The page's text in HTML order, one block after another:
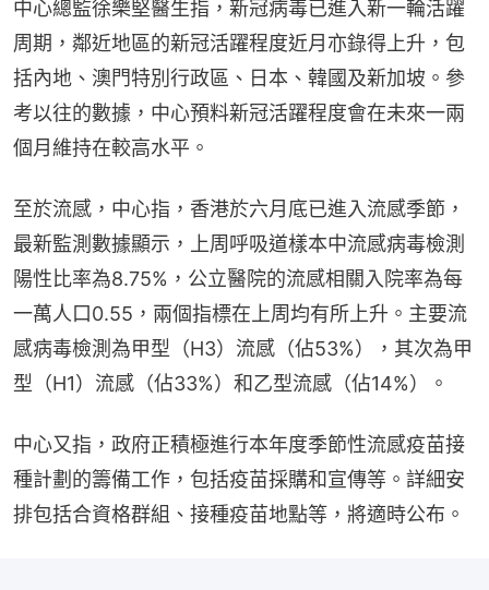
中心總監徐樂堅醫生指，新冠病毒已進入新一輪活躍
周期，鄰近地區的新冠活躍程度近月亦錄得上升，包
括內地、澳門特別行政區、日本、韓國及新加坡。參
考以往的數據，中心預料新冠活躍程度會在未來一兩
個月維持在較高水平。
至於流感，中心指，香港於六月底已進入流感季節，
最新監測數據顯示，上周呼吸道樣本中流感病毒檢測
陽性比率為8.75%，公立醫院的流感相關入院率為每
一萬人口0.55，兩個指標在上周均有所上升。主要流
感病毒檢測為甲型（H3）流感（佔53%），其次為甲
型（H1）流感（佔33%）和乙型流感（佔14%）。
中心又指，政府正積極進行本年度季節性流感疫苗接
種計劃的籌備工作，包括疫苗採購和宣傳等。詳細安
排包括合資格群組、接種疫苗地點等，將適時公布。